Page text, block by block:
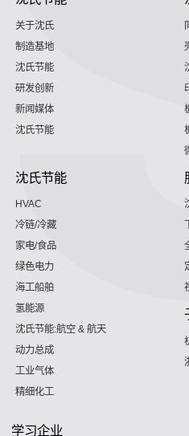
关于沈氏
制造基地
沈氏节能
研发创新
新闻媒体
沈氏节能
沈氏节能
HVAC
冷链/冷藏
家电/食品
绿色电力
海工船舶
氢能源
沈氏节能:航空 & 航天
动力总成
工业气体
精细化工
学习企业